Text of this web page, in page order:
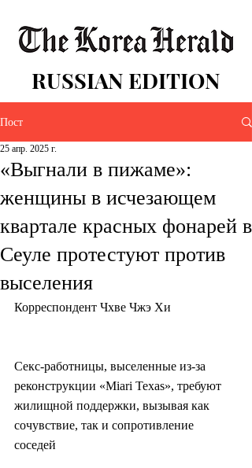
RUSSIAN EDITION
Пост
«Выгнали в пижаме»:
женщины в исчезающем
квартале красных фонарей в
Сеуле протестуют против
выселения
25 апр. 2025 г.
Корреспондент Чхве Чжэ Хи
Секс-работницы, выселенные из-за
реконструкции «Miari Texas», требуют
жилищной поддержки, вызывая как
сочувствие, так и сопротивление
соседей